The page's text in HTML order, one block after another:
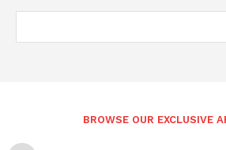
BROWSE OUR EXCLUSIVE